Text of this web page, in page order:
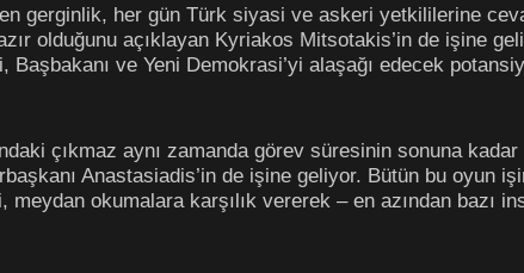
gerginlik, her gün Türk siyasi ve askeri yetkililerine
olduğunu açıklayan Kyriakos Mitsotakis’in de işine
ve Yeni Demokrasi’yi alaşağı edecek
çıkmaz aynı zamanda görev süresinin sonuna
Anastasiadis’in de işine geliyor. Bütün bu oyun
meydan okumalara karşılık vererek – en azından bazı